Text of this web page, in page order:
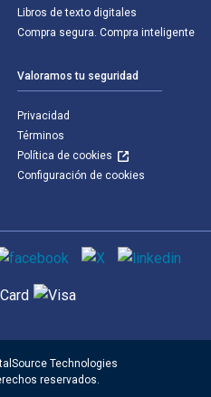
Libros de texto digitales
Compra segura. Compra inteligente
Valoramos tu seguridad
Privacidad
Términos
Política de cookies
Configuración de cookies
Technologies
reservados.